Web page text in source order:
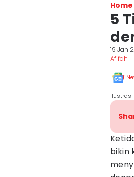
Home
5
19 Jan
Afifah
Ilustrasi
bikin